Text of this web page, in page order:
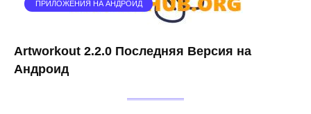
ПРИЛОЖЕНИЯ НА АНДРОИД
Artworkout 2.2.0 Последняя Версия на
Андроид